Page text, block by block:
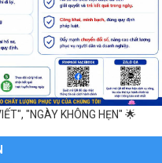
"NGÀY KHÔNG HẸN" 🌟